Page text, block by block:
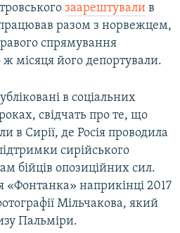
заарештували в
працював разом з норвежцем,
спрямування
місяця його депортували.
в соціальних
свідчать про те, що
в Сирії, де Росія проводила
сирійського
бійців опозиційних сил.
«Фонтанка» наприкінці 2017
Мільчакова, який
Пальміри.